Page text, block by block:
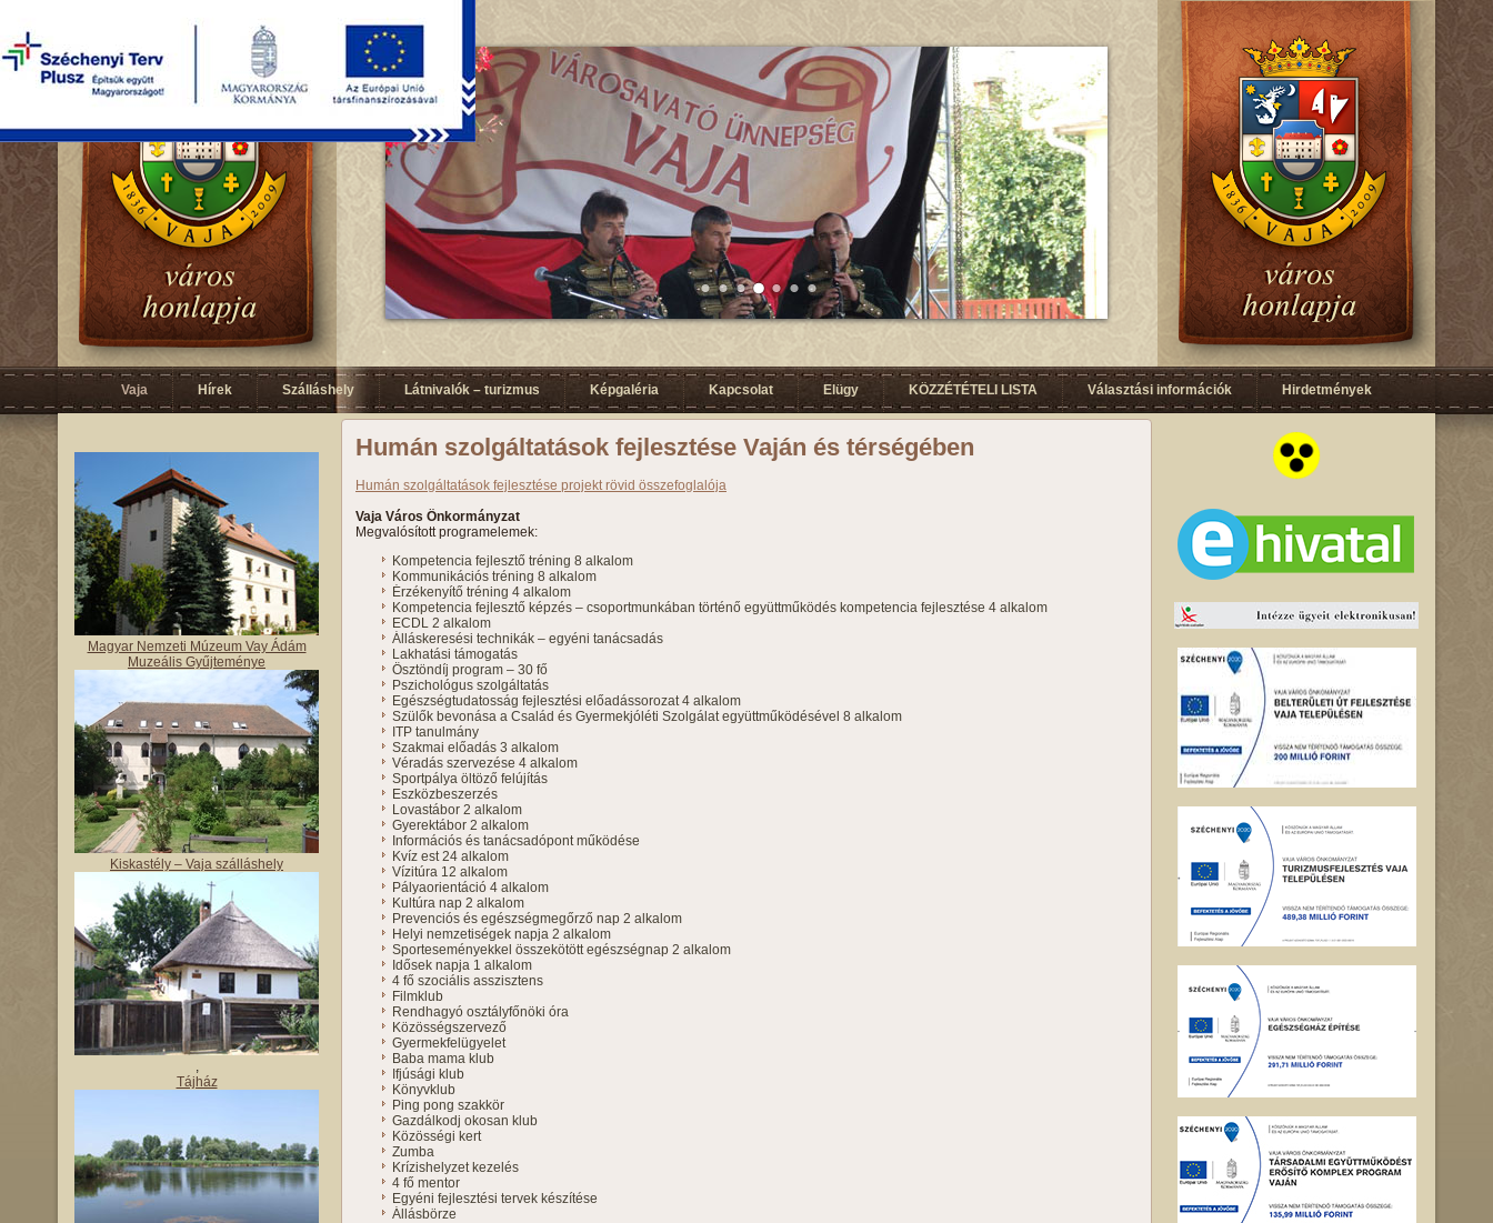
Vaja Hírek Szálláshely Látnivalók – turizmus Képgaléria Kapcsolat Elügy KÖZZÉTÉTELI LISTA Választási információk Hirdetmények
Magyar Nemzeti Múzeum Vay Ádám
Muzeális Gyűjteménye
Kiskastély – Vaja szálláshely
,
Tájház
Humán szolgáltatások fejlesztése Vaján és térségében
Humán szolgáltatások fejlesztése projekt rövid összefoglalója
Vaja Város Önkormányzat
Megvalósított programelemek:
Kompetencia fejlesztő tréning 8 alkalom
Kommunikációs tréning 8 alkalom
Érzékenyítő tréning 4 alkalom
Kompetencia fejlesztő képzés – csoportmunkában történő együttműködés kompetencia fejlesztése 4 alkalom
ECDL 2 alkalom
Álláskeresési technikák – egyéni tanácsadás
Lakhatási támogatás
Ösztöndíj program – 30 fő
Pszichológus szolgáltatás
Egészségtudatosság fejlesztési előadássorozat 4 alkalom
Szülők bevonása a Család és Gyermekjóléti Szolgálat együttműködésével 8 alkalom
ITP tanulmány
Szakmai előadás 3 alkalom
Véradás szervezése 4 alkalom
Sportpálya öltöző felújítás
Eszközbeszerzés
Lovastábor 2 alkalom
Gyerektábor 2 alkalom
Információs és tanácsadópont működése
Kvíz est 24 alkalom
Vízitúra 12 alkalom
Pályaorientáció 4 alkalom
Kultúra nap 2 alkalom
Prevenciós és egészségmegőrző nap 2 alkalom
Helyi nemzetiségek napja 2 alkalom
Sporteseményekkel összekötött egészségnap 2 alkalom
Idősek napja 1 alkalom
4 fő szociális asszisztens
Filmklub
Rendhagyó osztályfőnöki óra
Közösségszervező
Gyermekfelügyelet
Baba mama klub
Ifjúsági klub
Könyvklub
Ping pong szakkör
Gazdálkodj okosan klub
Közösségi kert
Zumba
Krízishelyzet kezelés
4 fő mentor
Egyéni fejlesztési tervek készítése
Állásbörze